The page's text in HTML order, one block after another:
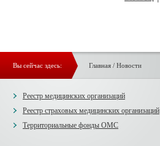
Вы сейчас здесь: Главная/ Новости
Реестр медицинских организаций
Реестр страховых медицинских организаций
Территориальные фонды ОМС